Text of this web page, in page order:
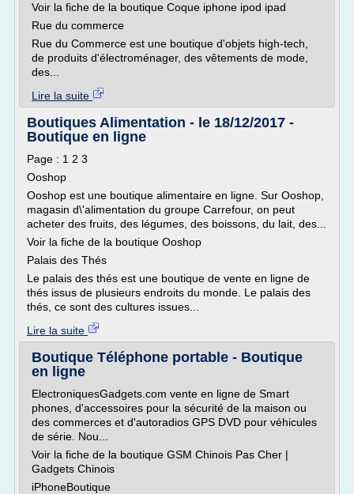
Voir la fiche de la boutique Coque iphone ipod ipad
Rue du commerce
Rue du Commerce est une boutique d'objets high-tech,
de produits d'électroménager, des vêtements de mode,
des...
Lire la suite
Boutiques Alimentation - le 18/12/2017 -
Boutique en ligne
Page : 1 2 3
Ooshop
Ooshop est une boutique alimentaire en ligne. Sur Ooshop,
magasin d\'alimentation du groupe Carrefour, on peut
acheter des fruits, des légumes, des boissons, du lait, des...
Voir la fiche de la boutique Ooshop
Palais des Thés
Le palais des thés est une boutique de vente en ligne de
thés issus de plusieurs endroits du monde. Le palais des
thés, ce sont des cultures issues...
Lire la suite
Boutique Téléphone portable - Boutique
en ligne
ElectroniquesGadgets.com vente en ligne de Smart
phones, d'accessoires pour la sécurité de la maison ou
des commerces et d'autoradios GPS DVD pour véhicules
de série. Nou...
Voir la fiche de la boutique GSM Chinois Pas Cher |
Gadgets Chinois
iPhoneBoutique